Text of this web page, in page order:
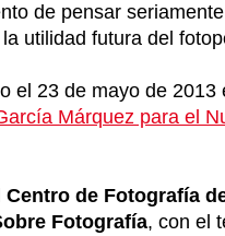
de pensar
utilidad futura del
el 23 de mayo de
Márquez para el
Centro de Fotografía
Fotografía, con el